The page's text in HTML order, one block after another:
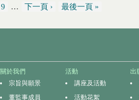
9 … 下一頁 › 最後一頁 »
關於我們
宗旨與願景
董監事成員
活動
講座及活動
活動花絮
出